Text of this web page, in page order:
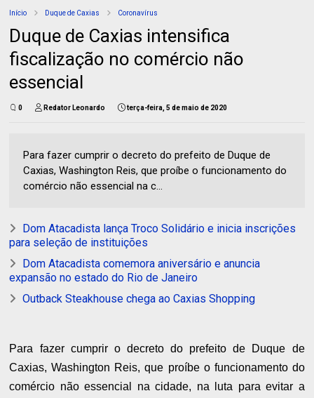
Início Duque de Caxias Coronavírus
Duque de Caxias intensifica
fiscalização no comércio não
essencial
0 Redator Leonardo terça-feira, 5 de maio de 2020
Para fazer cumprir o decreto do prefeito de Duque de
Caxias, Washington Reis, que proíbe o funcionamento do
comércio não essencial na c...
Dom Atacadista lança Troco Solidário e inicia inscrições
para seleção de instituições
Dom Atacadista comemora aniversário e anuncia
expansão no estado do Rio de Janeiro
Outback Steakhouse chega ao Caxias Shopping
Para fazer cumprir o decreto do prefeito de Duque de
Caxias, Washington Reis, que proíbe o funcionamento do
comércio não essencial na cidade, na luta para evitar a